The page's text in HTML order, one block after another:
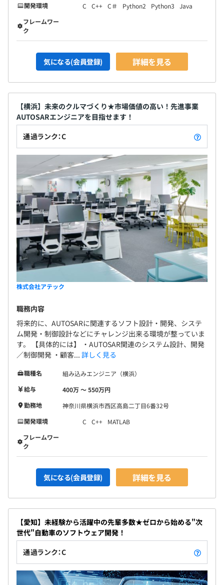
開発環境 C C++ C＃ Python2 Python3
Java
フレームワー
ク
気になる(会員登録) 詳細を見る
【横浜】未来のクルマづくり★市場価値の高い！先進事業
AUTOSARエンジニアを目指せます！
通過ランク：C
株式会社アテック
職務内容
将来的に、AUTOSARに関連するソフト設計・開発、システ
ム開発・制御設計などにチャレンジ出来る環境が整っていま
す。 【具体的には】 ・AUTOSAR関連のシステム設計、開発
／制御開発 ・顧客... 詳しく見る
職種名
組み込みエンジニア（横浜）
給与
400万 〜 550万円
勤務地
神奈川県横浜市西区高島二丁目6番32号
開発環境
C C++
MATLAB
フレームワー
ク
気になる(会員登録) 詳細を見る
【愛知】未経験から活躍中の先輩多数★ゼロから始める"次
世代"自動車のソフトウェア開発！
通過ランク：C